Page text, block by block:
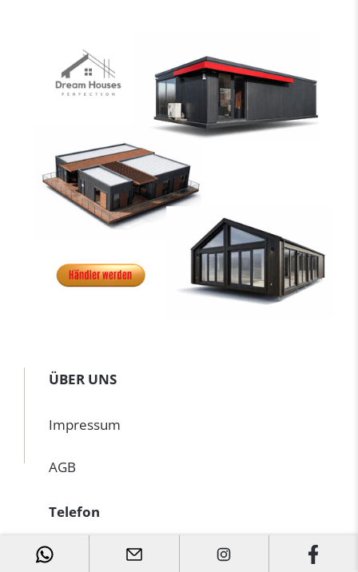
ÜBER UNS
Impressum
AGB
Telefon
📞 +49 163 226 47 11